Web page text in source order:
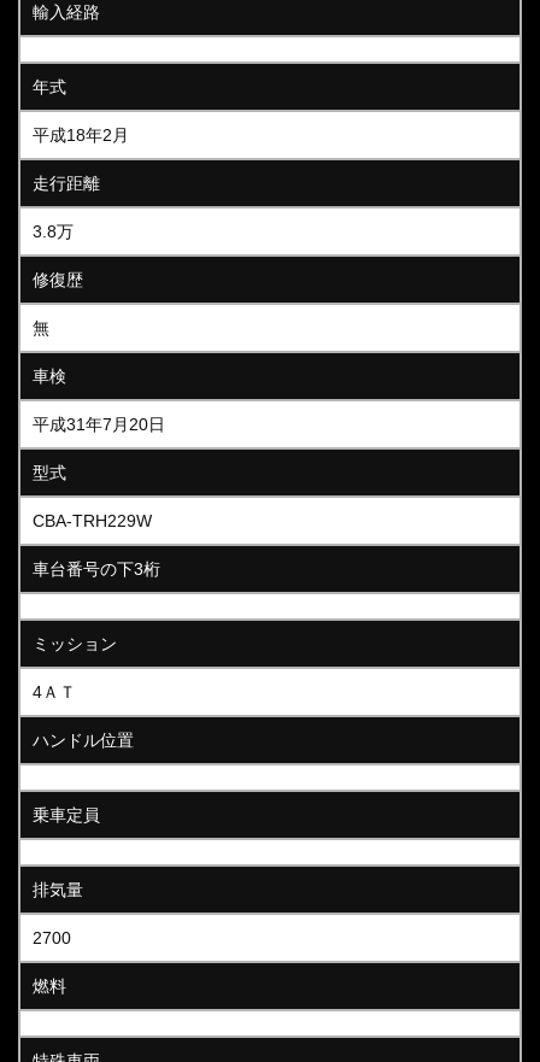
輸入経路
年式
平成18年2月
走行距離
3.8万
修復歴
無
車検
平成31年7月20日
型式
CBA-TRH229W
車台番号の下3桁
ミッション
4ＡＴ
ハンドル位置
乗車定員
排気量
2700
燃料